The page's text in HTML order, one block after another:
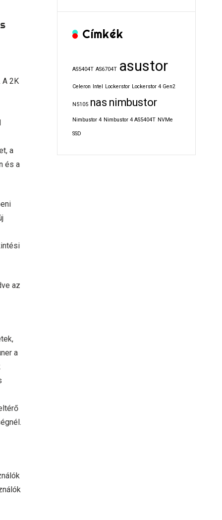
A 2K
a
és a
az
a
Címkék
AS5404T AS6704T asustor
Celeron Intel Lockerstor Lockerstor 4 Gen2
N5105 nas nimbustor
Nimbustor 4 Nimbustor 4 AS5404T NVMe
SSD